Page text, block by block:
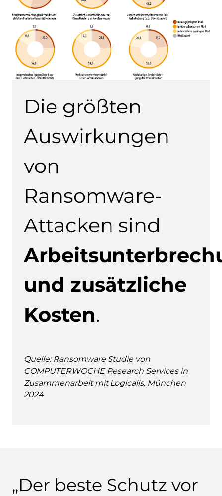
Die größten
Auswirkungen
von
Ransomware-
Attacken sind
und zusätzliche
Kosten.
Quelle: Ransomware Studie von
COMPUTERWOCHE Research Services in
Zusammenarbeit mit Logicalis, München
2024
„Der beste Schutz vor